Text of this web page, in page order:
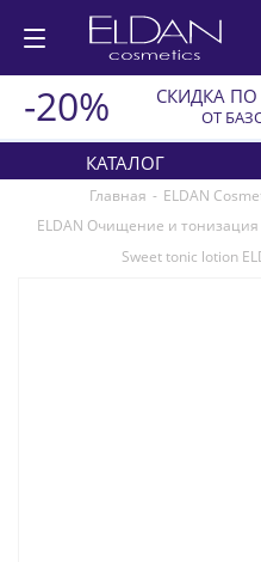
-20% СКИДКА
ОТ
КАТАЛОГ
Главная - ELDAN
ELDAN Очищение и
Sweet tonic lotion